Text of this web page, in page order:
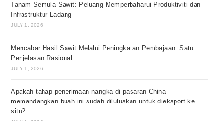
Tanam Semula Sawit: Peluang Memperbaharui Produktiviti dan
Infrastruktur Ladang
JULY 1, 2026
Mencabar Hasil Sawit Melalui Peningkatan Pembajaan: Satu
Penjelasan Rasional
JULY 1, 2026
Apakah tahap penerimaan nangka di pasaran China
memandangkan buah ini sudah diluluskan untuk dieksport ke
situ?